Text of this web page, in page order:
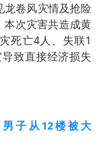
龙卷风灾情及抢险
次灾害共造成黄
死亡4人、失联1
致直接经济损失
子从12楼被大